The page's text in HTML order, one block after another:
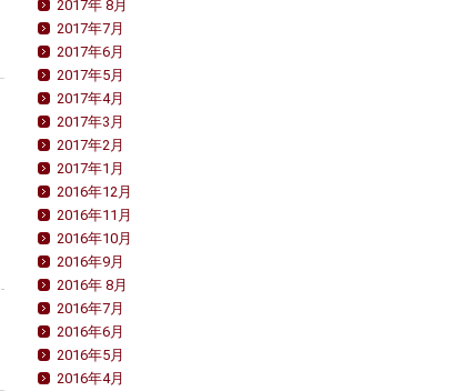
2017年 8月
2017年7月
2017年6月
2017年5月
2017年4月
2017年3月
2017年2月
2017年1月
2016年12月
2016年11月
2016年10月
2016年9月
2016年 8月
2016年7月
2016年6月
2016年5月
2016年4月